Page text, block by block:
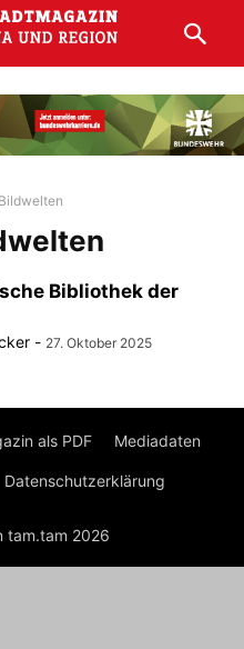
Bibliothek der
- 27. Oktober 2025
als PDF Mediadaten
Datenschutzerklärung
tam.tam 2026